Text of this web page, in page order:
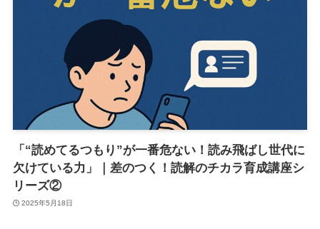
「“読めてるつもり”が一番危ない！読み飛ばし世代に
欠けている力」｜差のつく！読解のチカラ育成講座シ
リーズ②
2025年5月18日